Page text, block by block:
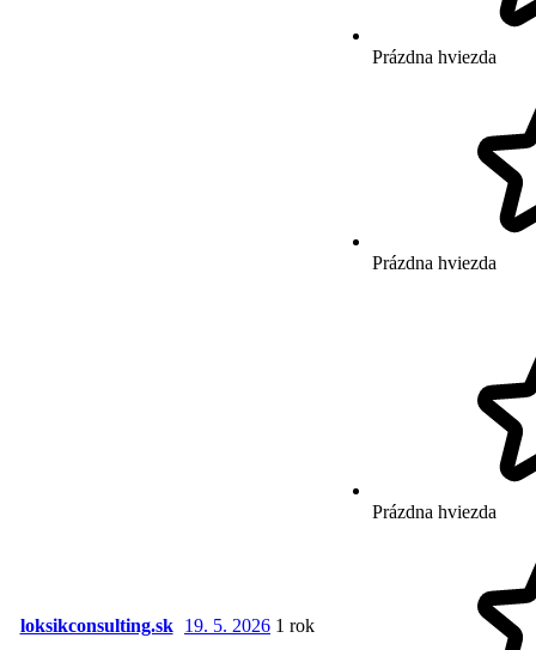
Prázdna hviezda
Prázdna hviezda
loksikconsulting.sk 19. 5. 2026 1 rok
Prázdna hviezda